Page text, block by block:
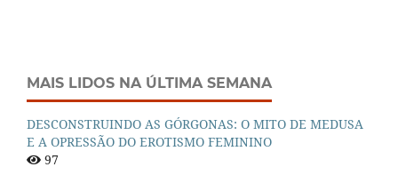
MAIS LIDOS NA ÚLTIMA SEMANA
DESCONSTRUINDO AS GÓRGONAS: O MITO DE MEDUSA
E A OPRESSÃO DO EROTISMO FEMININO
97